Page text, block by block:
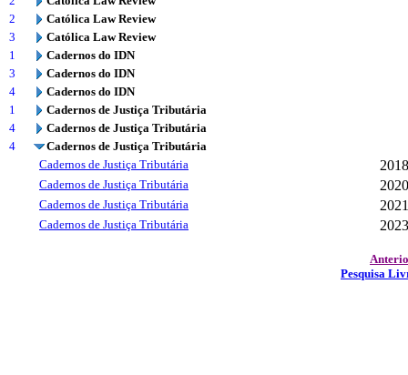
2
Católica Law Review
3
Católica Law Review
1
Cadernos do IDN
3
Cadernos do IDN
4
Cadernos do IDN
1
Cadernos de Justiça Tributária
4
Cadernos de Justiça Tributária
4
Cadernos de Justiça Tributária
Cadernos de Justiça Tributária
2018
Cadernos de Justiça Tributária 2020
Cadernos de Justiça Tributária 2021
Cadernos de Justiça Tributária 2023
Pesquisa